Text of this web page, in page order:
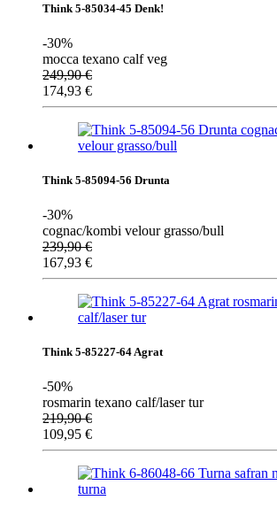
Think 5-85034-45 Denk!
-30%
mocca texano calf veg
249,90€
174,93 €
Think 5-85094-56 Drunta
-30%
cognac/kombi velour grasso/bull
239,90€
167,93 €
Think 5-85227-64 Agrat
-50%
rosmarin texano calf/laser tur
219,90€
109,95 €